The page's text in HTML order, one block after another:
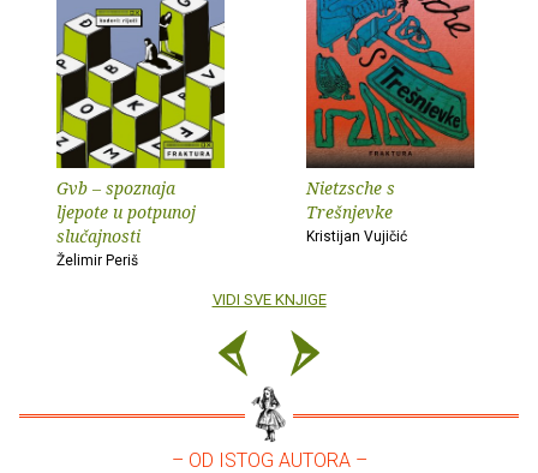
Gvb – spoznaja
ljepote u potpunoj
slučajnosti
Želimir Periš
Nietzsche s
Trešnjevke
Kristijan Vujičić
VIDI SVE KNJIGE
– OD ISTOG AUTORA –